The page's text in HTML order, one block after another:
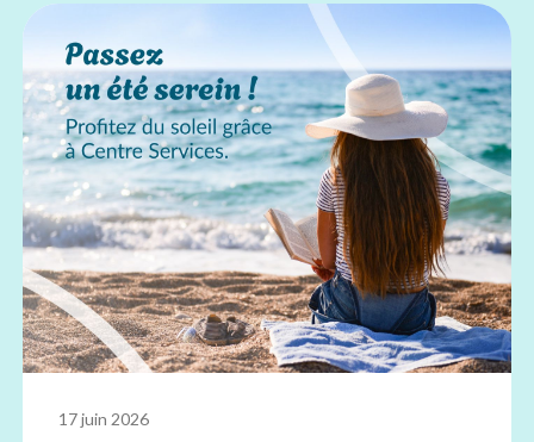
17 juin 2026